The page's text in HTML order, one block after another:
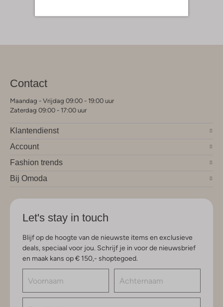
Contact
Maandag - Vrijdag 09:00 - 19:00 uur
Zaterdag 09:00 - 17:00 uur
Klantendienst
Account
Fashion trends
Bij Omoda
Let's stay in touch
Blijf op de hoogte van de nieuwste items en exclusieve
deals, speciaal voor jou. Schrijf je in voor de nieuwsbrief
en maak kans op € 150,- shoptegoed.